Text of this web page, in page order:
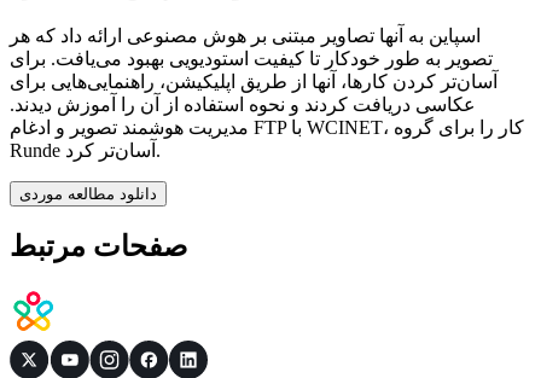
اسپاین به آنها تصاویر مبتنی بر هوش مصنوعی ارائه داد که هر
تصویر به طور خودکار تا کیفیت استودیویی بهبود می‌یافت. برای
آسان‌تر کردن کارها، آنها از طریق اپلیکیشن، راهنمایی‌هایی برای
عکاسی دریافت کردند و نحوه استفاده از آن را آموزش دیدند.
مدیریت هوشمند تصویر و ادغام FTP با WCINET، کار را برای گروه
Runde آسان‌تر کرد.
دانلود مطالعه موردی
صفحات مرتبط